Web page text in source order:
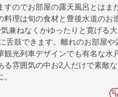
のでお部屋の露天風呂とはま
料理は旬の食材と豊後水道のお
兼ねなくかゆったりと寛げる
舌鼓できます。離れのお部屋
観光列車デザインでも有名な水
る雰囲気の中お2人だけで素敵